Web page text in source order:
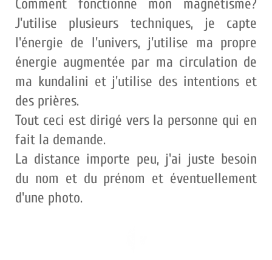
Comment fonctionne mon magnétisme?
J'utilise plusieurs techniques, je capte
l'énergie de l'univers, j'utilise ma propre
énergie augmentée par ma circulation de
ma kundalini et j'utilise des intentions et
des prières.
Tout ceci est dirigé vers la personne qui en
fait la demande.
La distance importe peu, j'ai juste besoin
du nom et du prénom et éventuellement
d'une photo.